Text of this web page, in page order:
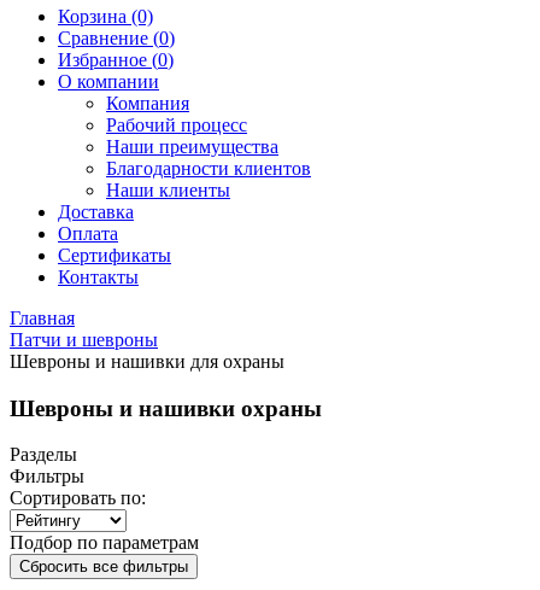
Корзина (0)
Сравнение (0)
Избранное (0)
О компании
Компания
Рабочий процесс
Наши преимущества
Благодарности клиентов
Наши клиенты
Доставка
Оплата
Сертификаты
Контакты
Главная
Патчи и шевроны
Шевроны и нашивки для охраны
Шевроны и нашивки охраны
Разделы
Фильтры
Сортировать по:
Подбор по параметрам
Сбросить все фильтры